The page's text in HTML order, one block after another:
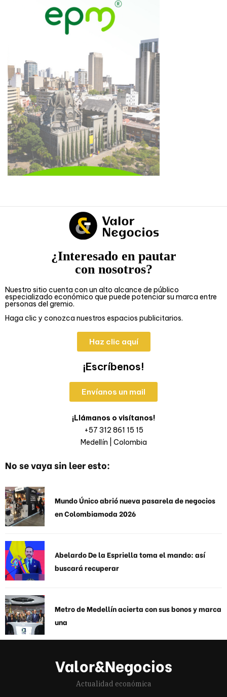
¿Interesado en pautar
con nosotros?
Nuestro sitio cuenta con un alto alcance de público
especializado económico que puede potenciar su marca entre
personas del gremio.
Haga clic y conozca nuestros espacios publicitarios.
Haz clic aquí
¡Escríbenos!
Envíanos un mail
¡Llámanos o visítanos!
+57 312 861 15 15
Medellín | Colombia
No se vaya sin leer esto:
Mundo Único abrió nueva pasarela de negocios
en Colombiamoda 2026
Abelardo De la Espriella toma el mando: así
buscará recuperar
Metro de Medellín acierta con sus bonos y marca
una
Valor&Negocios
Actualidad económica